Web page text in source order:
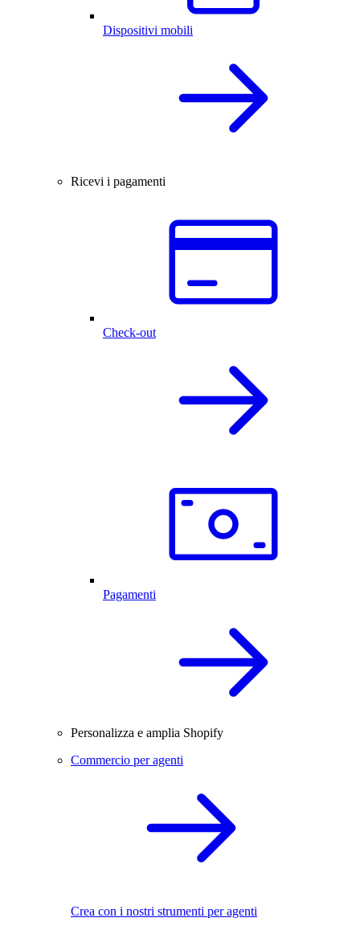
Dispositivi mobili
Ricevi i pagamenti
Check-out
Pagamenti
Personalizza e amplia Shopify
Commercio per agenti
Crea con i nostri strumenti per agenti